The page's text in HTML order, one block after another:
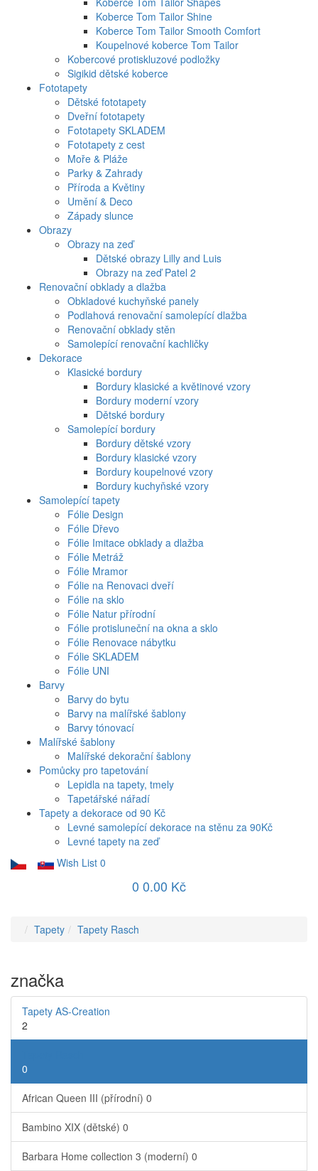
Koberce Tom Tailor Shine
Koberce Tom Tailor Smooth Comfort
Koupelnové koberce Tom Tailor
Kobercové protiskluzové podložky
Sigikid dětské koberce
Fototapety
Dětské fototapety
Dveřní fototapety
Fototapety SKLADEM
Fototapety z cest
Moře & Pláže
Parky & Zahrady
Příroda a Květiny
Umění & Deco
Západy slunce
Obrazy
Obrazy na zeď
Dětské obrazy Lilly and Luis
Obrazy na zeď Patel 2
Renovační obklady a dlažba
Obkladové kuchyňské panely
Podlahová renovační samolepící dlažba
Renovační obklady stěn
Samolepící renovační kachličky
Dekorace
Klasické bordury
Bordury klasické a květinové vzory
Bordury moderní vzory
Dětské bordury
Samolepící bordury
Bordury dětské vzory
Bordury klasické vzory
Bordury koupelnové vzory
Bordury kuchyňské vzory
Samolepící tapety
Fólie Design
Fólie Dřevo
Fólie Imitace obklady a dlažba
Fólie Metráž
Fólie Mramor
Fólie na Renovaci dveří
Fólie na sklo
Fólie Natur přírodní
Fólie protisluneční na okna a sklo
Fólie Renovace nábytku
Fólie SKLADEM
Fólie UNI
Barvy
Barvy do bytu
Barvy na malířské šablony
Barvy tónovací
Malířské šablony
Malířské dekorační šablony
Pomůcky pro tapetování
Lepidla na tapety, tmely
Tapetářské nářadí
Tapety a dekorace od 90 Kč
Levné samolepící dekorace na stěnu za 90Kč
Levné tapety na zeď
Wish List 0
0 0.00 Kč
Tapety Tapety Rasch
značka
Tapety AS-Creation
2
0
African Queen III (přírodní) 0
Bambino XIX (dětské) 0
Barbara Home collection 3 (moderní) 0